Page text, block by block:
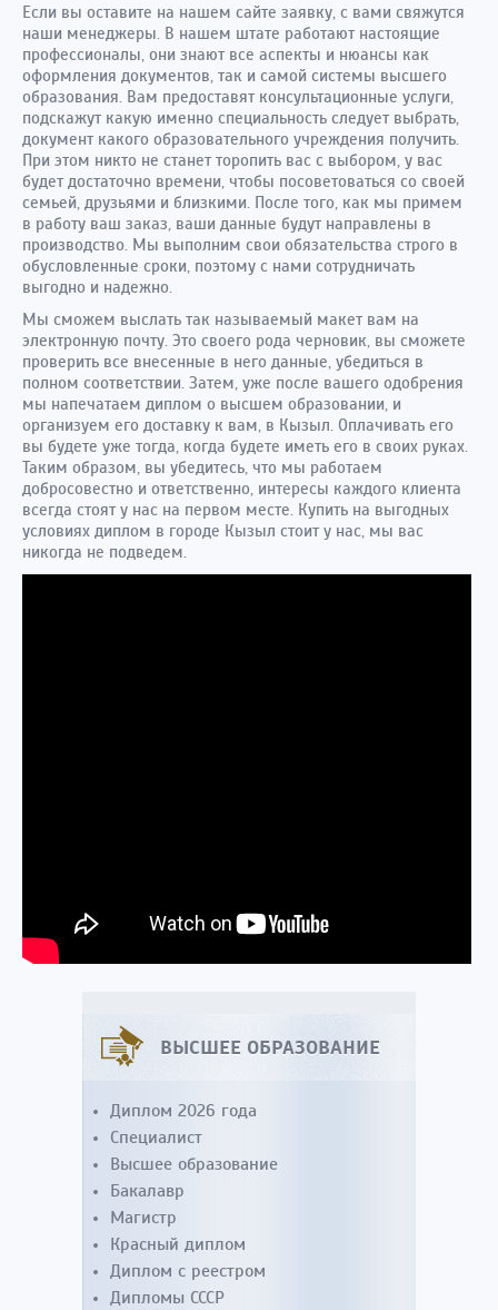
Если вы оставите на нашем сайте заявку, с вами свяжутся
наши менеджеры. В нашем штате работают настоящие
профессионалы, они знают все аспекты и нюансы как
оформления документов, так и самой системы высшего
образования. Вам предоставят консультационные услуги,
подскажут какую именно специальность следует выбрать,
документ какого образовательного учреждения получить.
При этом никто не станет торопить вас с выбором, у вас
будет достаточно времени, чтобы посоветоваться со своей
семьей, друзьями и близкими. После того, как мы примем
в работу ваш заказ, ваши данные будут направлены в
производство. Мы выполним свои обязательства строго в
обусловленные сроки, поэтому с нами сотрудничать
выгодно и надежно.
Мы сможем выслать так называемый макет вам на
электронную почту. Это своего рода черновик, вы сможете
проверить все внесенные в него данные, убедиться в
полном соответствии. Затем, уже после вашего одобрения
мы напечатаем диплом о высшем образовании, и
организуем его доставку к вам, в Кызыл. Оплачивать его
вы будете уже тогда, когда будете иметь его в своих руках.
Таким образом, вы убедитесь, что мы работаем
добросовестно и ответственно, интересы каждого клиента
всегда стоят у нас на первом месте. Купить на выгодных
условиях диплом в городе Кызыл стоит у нас, мы вас
никогда не подведем.
ВЫСШЕЕ ОБРАЗОВАНИЕ
Диплом 2026 года
Специалист
Высшее образование
Бакалавр
Магистр
Красный диплом
Диплом с реестром
Дипломы СССР